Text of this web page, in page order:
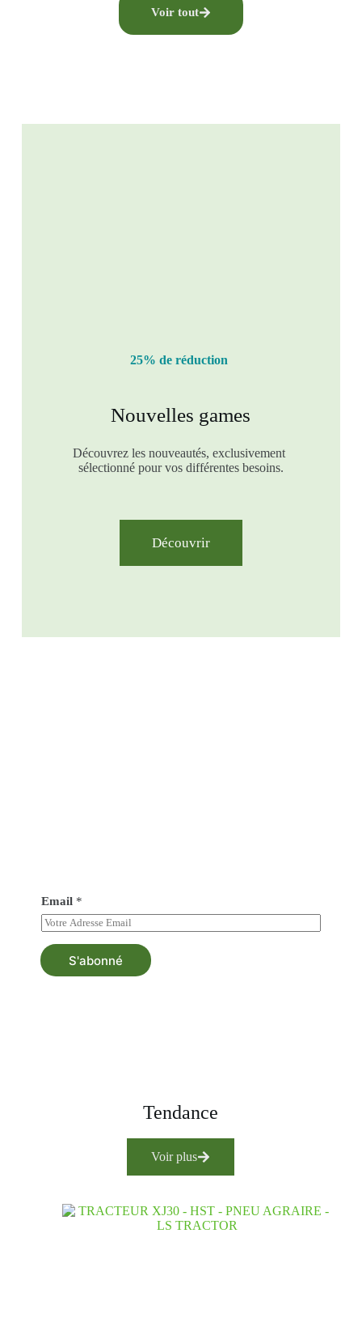
Voir tout
25% de réduction
Nouvelles games
Découvrez les nouveautés, exclusivement
sélectionné pour vos différentes besoins.
Découvrir
Email *
S'abonné
Tendance
Voir plus